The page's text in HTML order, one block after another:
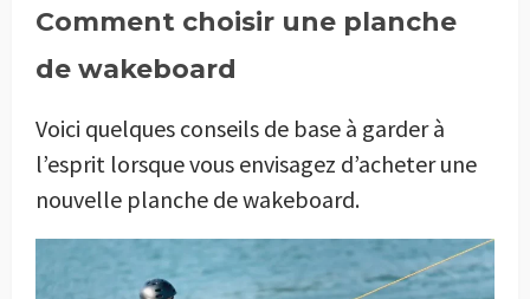
Comment choisir une planche
de wakeboard
Voici quelques conseils de base à garder à
l’esprit lorsque vous envisagez d’acheter une
nouvelle planche de wakeboard.